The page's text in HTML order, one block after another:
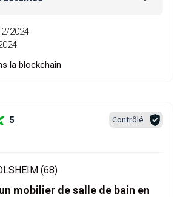
2024
la blockchain
5 Contrôlé
(68)
mobilier de salle de bain en